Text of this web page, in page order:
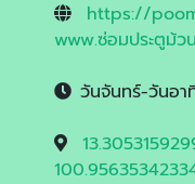
https://
www.ซ่อมประตูม้ว
วันจันทร์-วันอา